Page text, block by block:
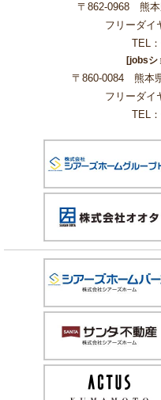
〒862-0968 熊本
フリーダイ
TEL
[jobsシ
〒860-0084 熊本
フリーダイ
TEL